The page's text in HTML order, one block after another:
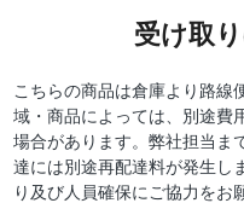
受け取
こちらの商品は倉庫より路線
域・商品によっては、別途費
場合があります。弊社担当ま
達には別途再配達料が発生し
り及び人員確保にご協力をお